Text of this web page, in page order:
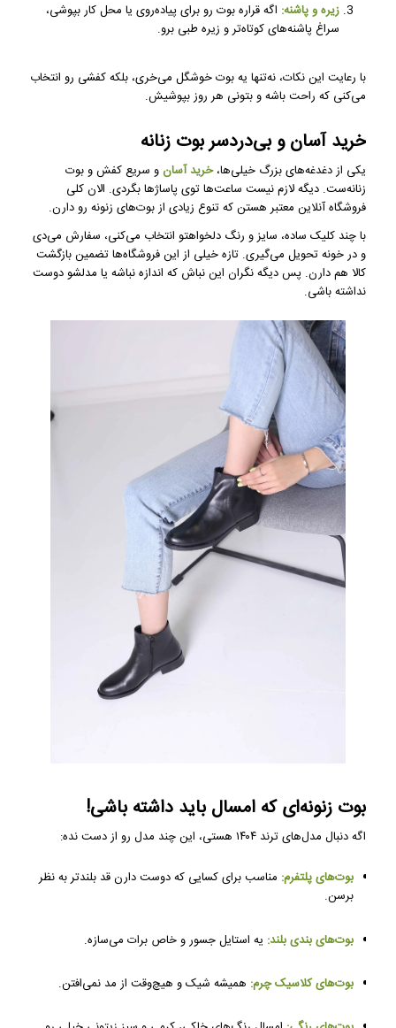
زیره و پاشنه: اگه قراره بوت رو برای پیاده‌روی یا محل کار بپوشی،
سراغ پاشنه‌های کوتاه‌تر و زیره طبی برو.
با رعایت این نکات، نه‌تنها یه بوت خوشگل می‌خری، بلکه کفشی رو انتخاب
می‌کنی که راحت باشه و بتونی هر روز بپوشیش.
خرید آسان و بی‌دردسر بوت زنانه
یکی از دغدغه‌های بزرگ خیلی‌ها،خرید آسانو سریع کفش و بوت
زنانه‌ست. دیگه لازم نیست ساعت‌ها توی پاساژها بگردی. الان کلی
فروشگاه آنلاین معتبر هستن که تنوع زیادی از بوت‌های زنونه رو دارن.
با چند کلیک ساده، سایز و رنگ دلخواهتو انتخاب می‌کنی، سفارش می‌دی
و در خونه تحویل می‌گیری. تازه خیلی از این فروشگاه‌ها تضمین بازگشت
کالا هم دارن. پس دیگه نگران این نباش که اندازه نباشه یا مدلشو دوست
نداشته باشی.
بوت زنونه‌ای که امسال باید داشته باشی!
اگه دنبال مدل‌های ترند ۱۴۰۴ هستی، این چند مدل رو از دست نده:
بوت‌های پلتفرم: مناسب برای کسایی که دوست دارن قد بلندتر به نظر
برسن.
بوت‌های بندی بلند: یه استایل جسور و خاص برات می‌سازه.
بوت‌های کلاسیک چرم: همیشه شیک و هیچ‌وقت از مد نمی‌افتن.